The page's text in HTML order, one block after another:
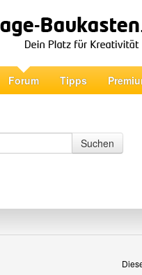
Forum Tipps
Suchen